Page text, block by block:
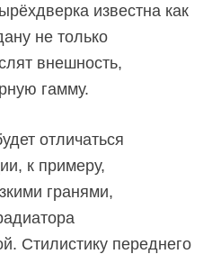
известна как
не только
внешность,
гамму.
отличаться
к примеру,
гранями,
Стилистику переднего